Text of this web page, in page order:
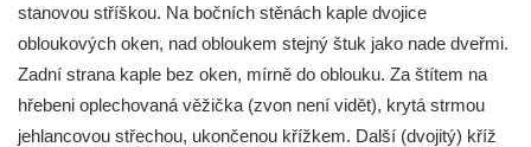
Křížová cesta Římov – XIX. kaple – Kristus
kříž nesoucí potkává Pannu Marii
Křížová cesta Římov – XVIII. kaple – Na
Ježíše vložen kříž
stanovou stříškou. Na bočních stěnách kaple dvojice
obloukových oken, nad obloukem stejný štuk jako nade dveřmi.
Zadní strana kaple bez oken, mírně do oblouku. Za štítem na
hřebeni oplechovaná věžička (zvon není vidět), krytá strmou
jehlancovou střechou, ukončenou křížkem. Další (dvojitý) kříž